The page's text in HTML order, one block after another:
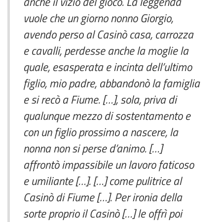
vuole che un giorno nonno Giorgio,
avendo perso al Casinò casa, carrozza
e cavalli, perdesse anche la moglie la
quale, esasperata e incinta dell’ultimo
figlio, mio padre, abbandonò la famiglia
e si recò a Fiume. […], sola, priva di
qualunque mezzo di sostentamento e
con un figlio prossimo a nascere, la
nonna non si perse d’animo. […]
affrontò impassibile un lavoro faticoso
e umiliante […]. […] come pulitrice al
Casinò di Fiume […]. Per ironia della
sorte proprio il Casinò […] le offrì poi